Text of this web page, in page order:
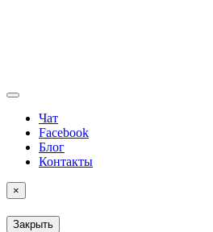
Чат
Facebook
Блог
Контакты
×
Закрыть